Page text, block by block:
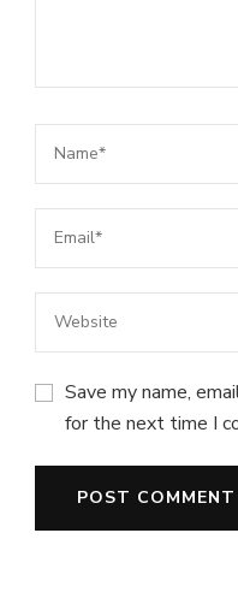
Save my name,
for the next time I